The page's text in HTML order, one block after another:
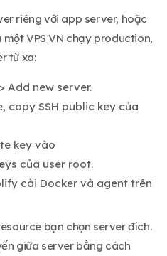
riêng với app server, hoặc
một VPS VN chạy production,
từ xa:
Add new server.
copy SSH public key của
key vào
của user root.
cài Docker và agent trên
bạn chọn server đích.
giữa server bằng cách